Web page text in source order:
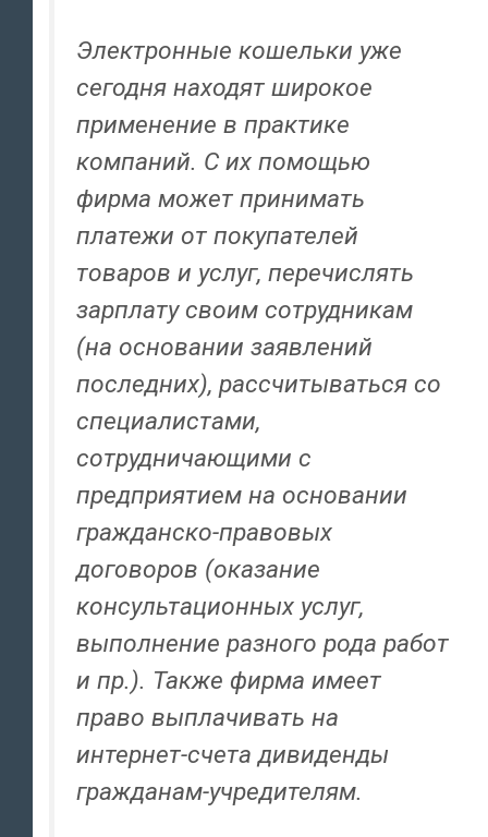
Электронные кошельки уже
сегодня находят широкое
применение в практике
компаний. С их помощью
фирма может принимать
платежи от покупателей
товаров и услуг, перечислять
зарплату своим сотрудникам
(на основании заявлений
последних), рассчитываться со
специалистами,
сотрудничающими с
предприятием на основании
гражданско-правовых
договоров (оказание
консультационных услуг,
выполнение разного рода работ
и пр.). Также фирма имеет
право выплачивать на
интернет-счета дивиденды
гражданам-учредителям.